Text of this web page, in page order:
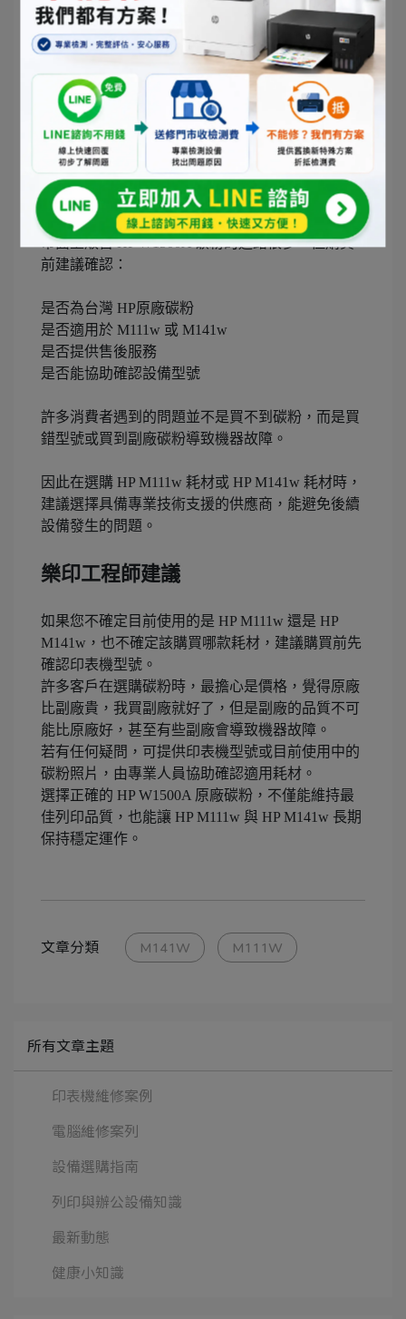
有異常，建議進一步檢查設備狀況。
Q：HP M111w、M141w 適合家用嗎？
非常適合。兩款機器體積小巧、列印速度快，加上
HP W1500A 原廠碳粉更換簡單，是目前相當熱門的
家用黑白雷射印表機。
Q：選購 HP M111w、M141w 碳粉時需要注意什
麼？
市面上販售 HP W1500A 碳粉的通路很多，但購買
前建議確認：
是否為台灣 HP原廠碳粉
是否適用於 M111w 或 M141w
是否提供售後服務
是否能協助確認設備型號
許多消費者遇到的問題並不是買不到碳粉，而是買
錯型號或買到副廠碳粉導致機器故障。
因此在選購 HP M111w 耗材或 HP M141w 耗材時，
建議選擇具備專業技術支援的供應商，能避免後續
設備發生的問題。
樂印工程師建議
如果您不確定目前使用的是 HP M111w 還是 HP
M141w，也不確定該購買哪款耗材，建議購買前先
確認印表機型號。
許多客戶在選購碳粉時，最擔心是價格，覺得原廠
比副廠貴，我買副廠就好了，但是副廠的品質不可
能比原廠好，甚至有些副廠會導致機器故障。
若有任何疑問，可提供印表機型號或目前使用中的
碳粉照片，由專業人員協助確認適用耗材。
選擇正確的 HP W1500A 原廠碳粉，不僅能維持最
佳列印品質，也能讓 HP M111w 與 HP M141w 長期
保持穩定運作。
文章分類 M141W M111W
所有文章主題
印表機維修案例
電腦維修案列
設備選購指南
列印與辦公設備知識
最新動態
健康小知識